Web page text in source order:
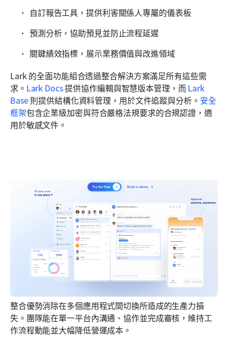
自訂報告工具，提供利害關係人專屬的儀表板
預測分析，協助預見並防止流程延遲
關鍵績效指標，展示業務價值與改進領域
Lark 的全面功能組合透過整合解決方案滿足所有這些需
求。 Lark Docs 提供協作編輯與智慧版本管理，而 Lark
Base 則提供結構化資料管理，用於文件追蹤與分析。 安全
框架包含企業級加密與符合嚴格法規要求的合規認證，適
用於敏感文件。
整合優勢消除在多個應用程式間切換所造成的生產力損
失。團隊能在單一平台內溝通、協作並完成審核，維持工
作流程動能並大幅降低營運成本。